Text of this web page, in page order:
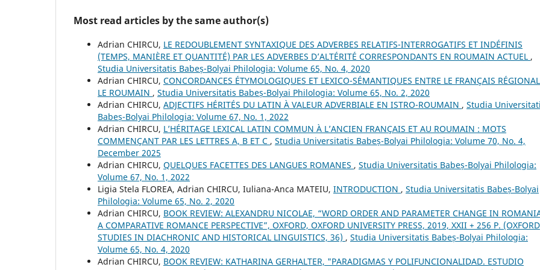
Most read articles by the same author(s)
Adrian CHIRCU, LE REDOUBLEMENT SYNTAXIQUE DES ADVERBES RELATIFS-INTERROGATIFS ET INDÉFINIS
(TEMPS, MANIÈRE ET QUANTITÉ) PAR LES ADVERBES D’ALTÉRITÉ CORRESPONDANTS EN ROUMAIN ACTUEL ,
Studia Universitatis Babeș-Bolyai Philologia: Volume 65, No. 4, 2020
Adrian CHIRCU, CONCORDANCES ÉTYMOLOGIQUES ET LEXICO-SÉMANTIQUES ENTRE LE FRANÇAIS
LE ROUMAIN , Studia Universitatis Babeș-Bolyai Philologia: Volume 65, No. 2, 2020
Adrian CHIRCU, ADJECTIFS HÉRITÉS DU LATIN À VALEUR ADVERBIALE EN ISTRO-ROUMAIN , Studia
Babeș-Bolyai Philologia: Volume 67, No. 1, 2022
Adrian CHIRCU, L’HÉRITAGE LEXICAL LATIN COMMUN À L’ANCIEN FRANÇAIS ET AU ROUMAIN : MOTS
COMMENÇANT PAR LES LETTRES A, B ET C , Studia Universitatis Babeș-Bolyai Philologia: Volume 70, No. 4,
December 2025
Adrian CHIRCU, QUELQUES FACETTES DES LANGUES ROMANES , Studia Universitatis Babeș-Bolyai Philologia:
Volume 67, No. 1, 2022
Ligia Stela FLOREA, Adrian CHIRCU, Iuliana-Anca MATEIU, INTRODUCTION , Studia Universitatis Babeș-Bolyai
Philologia: Volume 65, No. 2, 2020
Adrian CHIRCU, BOOK REVIEW: ALEXANDRU NICOLAE, “WORD ORDER AND PARAMETER CHANGE IN
A COMPARATIVE ROMANCE PERSPECTIVE”, OXFORD, OXFORD UNIVERSITY PRESS, 2019, XXII + 256 P. (OXFORD
STUDIES IN DIACHRONIC AND HISTORICAL LINGUISTICS, 36) , Studia Universitatis Babeș-Bolyai Philologia:
Volume 65, No. 4, 2020
Adrian CHIRCU, BOOK REVIEW: KATHARINA GERHALTER, "PARADIGMAS Y POLIFUNCIONALIDAD. ESTUDIO